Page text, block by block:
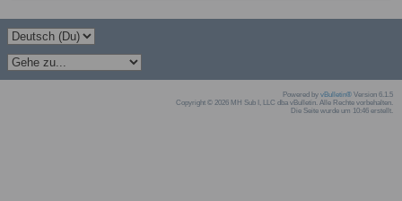
Powered by vBulletin® Version 6.1.5
Copyright © 2026 MH Sub I, LLC dba vBulletin. Alle Rechte vorbehalten.
Die Seite wurde um 10:46 erstellt.